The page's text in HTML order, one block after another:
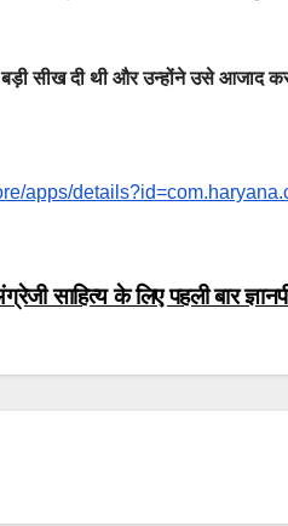
सीख दी थी और उन्होंने उसे आजाद कर
apps/
साहित्य के लिए पहली बार